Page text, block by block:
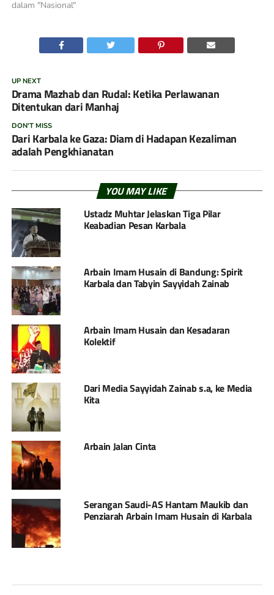
dalam "Nasional"
UP NEXT
Drama Mazhab dan Rudal: Ketika Perlawanan
Ditentukan dari Manhaj
DON'T MISS
Dari Karbala ke Gaza: Diam di Hadapan Kezaliman
adalah Pengkhianatan
YOU MAY LIKE
Ustadz Muhtar Jelaskan Tiga Pilar
Keabadian Pesan Karbala
Arbain Imam Husain di Bandung: Spirit
Karbala dan Tabyin Sayyidah Zainab
Arbain Imam Husain dan Kesadaran
Kolektif
Dari Media Sayyidah Zainab s.a, ke Media
Kita
Arbain Jalan Cinta
Serangan Saudi-AS Hantam Maukib dan
Penziarah Arbain Imam Husain di Karbala